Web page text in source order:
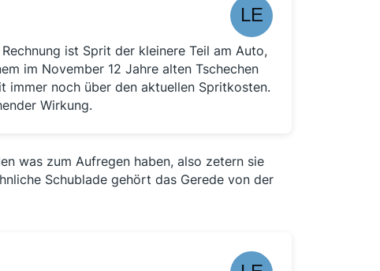
ist Sprit der kleinere Teil am Auto,
im November 12 Jahre alten Tschechen
noch über den aktuellen Spritkosten.
Wirkung.
was zum Aufregen haben, also zetern sie
Schublade gehört das Gerede von der